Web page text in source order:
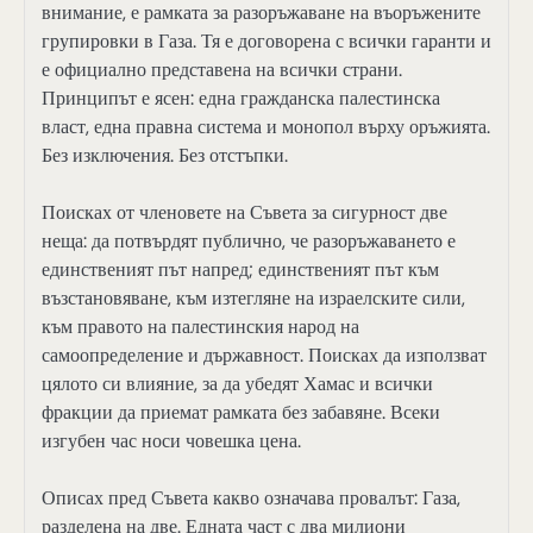
внимание, е рамката за разоръжаване на въоръжените
групировки в Газа. Тя е договорена с всички гаранти и
е официално представена на всички страни.
Принципът е ясен: една гражданска палестинска
власт, една правна система и монопол върху оръжията.
Без изключения. Без отстъпки.
Поисках от членовете на Съвета за сигурност две
неща: да потвърдят публично, че разоръжаването е
единственият път напред; единственият път към
възстановяване, към изтегляне на израелските сили,
към правото на палестинския народ на
самоопределение и държавност. Поисках да използват
цялото си влияние, за да убедят Хамас и всички
фракции да приемат рамката без забавяне. Всеки
изгубен час носи човешка цена.
Описах пред Съвета какво означава провалът: Газа,
разделена на две. Едната част с два милиони